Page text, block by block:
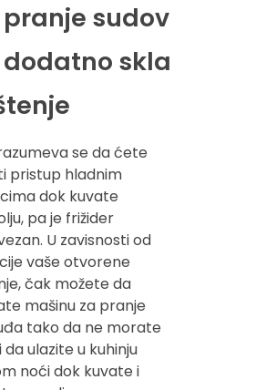
pranje sudov
dodatno skla
se da ćete
pristup hladnim
dok kuvate
pa je frižider
U zavisnosti od
vaše otvorene
čak možete da
mašinu za pranje
tako da ne morate
da ulazite u kuhinju
noći dok kuvate i